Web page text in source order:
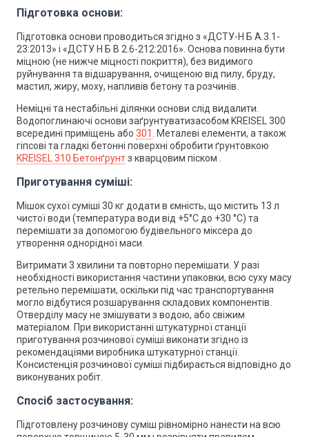
Підготовка основи:
Підготовка основи проводиться згідно з «ДСТУ-Н Б А.3.1-
23:2013» і «ДСТУ Н Б В 2.6-212:2016». Основа повинна бути
міцною (не нижче міцності покриття), без видимого
руйнування та відшарування, очищеною від пилу, бруду,
мастил, жиру, моху, напливів бетону та розчинів.
Неміцні та нестабільні ділянки основи слід видалити.
Водопоглинаючі основи заґрунтуватизасобом KREISEL 300
всередині приміщень або 301
. Металеві елементи, а також
гіпсові та гладкі бетонні поверхні обробити ґрунтовкою
KREISEL 310 Бетонґрунтз кварцовим піском .
Приготування суміші:
Мішок сухої суміші 30 кг додати в ємність, що містить 13 л
чистої води (температура води від +5°С до +30 °С) та
перемішати за допомогою будівельного міксера до
утворення однорідної маси.
Витримати 3 хвилини та повторно перемішати. У разі
необхідності використання частини упаковки, всю суху масу
ретельно перемішати, оскільки під час транспортування
могло відбутися розшарування складових компонентів.
Отверділу масу не змішувати з водою, або свіжим
матеріалом. При використанні штукатурної станції
приготування розчинової суміші виконати згідно із
рекомендаціями виробника штукатурної станції.
Консистенція розчинової суміші підбирається відповідно до
виконуваних робіт.
Спосіб застосування:
Підготовлену розчинову суміш рівномірно нанести на всю